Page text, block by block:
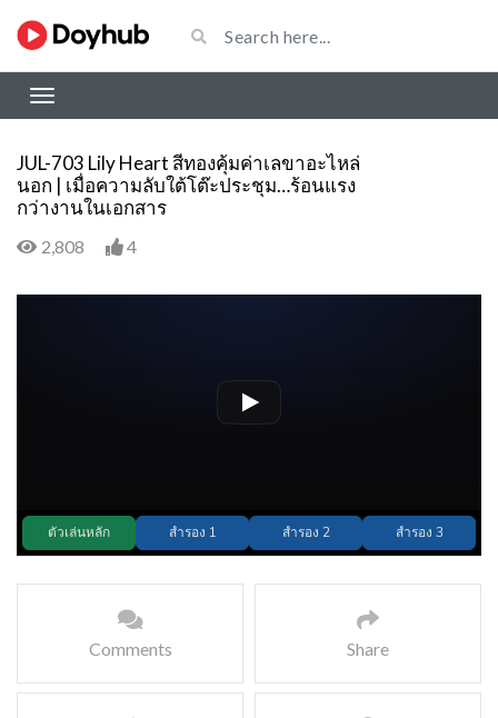
JUL-703 Lily Heart สีทองคุ้มค่าเลขาอะไหล่
นอก | เมื่อความลับใต้โต๊ะประชุม…ร้อนแรง
กว่างานในเอกสาร
2,808 4
Comments Share